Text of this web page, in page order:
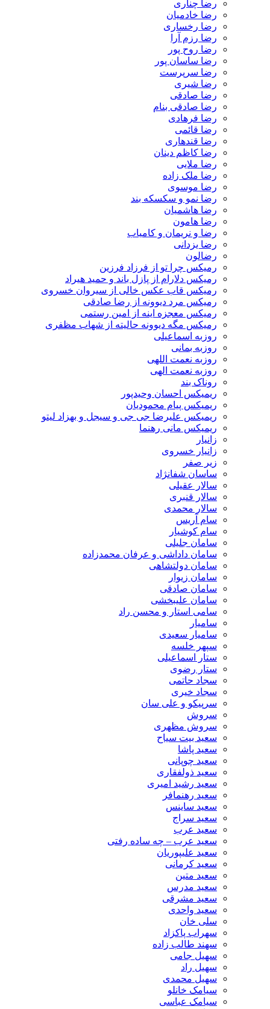
رضا چناری
رضا خادمیان
رضا رخساری
رضا رزم آرا
رضا روح پور
رضا ساسان پور
رضا سرپرست
رضا شیری
رضا صادقی
رضا صادقی بنام
رضا فرهادی
رضا قائمی
رضا قندهاری
رضا کاظم دینان
رضا ملایی
رضا ملک زاده
رضا موسوی
رضا نمو و سکسکه بند
رضا هاشمیان
رضا هامون
رضا و نریمان و کامیاب
رضا یزدانی
رضالون
رمیکس چرا تو از فرزاد فرزین
رمیکس دلارام از پازل باند و حمید هیراد
رمیکس قاب عکس خالی از سیروان خسروی
رمیکس مرد دیوونه از رضا صادقی
رمیکس معجزه اینه از امین رستمی
رمیکس مگه دیوونه حالیته از شهاب مظفری
روزبه اسماعیلی
روزبه بمانی
روزبه نعمت اللهی
روزبه نعمت الهی
روناک بند
ریمیکس احسان وحیدپور
ریمیکس پیام محمودیان
ریمیکس علیرضا جی جی و سیجل و بهزاد لیتو
ریمیکس مانی رهنما
زانیار
زانیار خسروی
زیر صفر
ساسان شفانژاد
سالار عقیلی
سالار قنبری
سالار محمدی
سام آریس
سام کوشیار
سامان جلیلی
سامان داداشی و عرفان محمدزاده
سامان دولتشاهی
سامان زیوار
سامان صادقی
سامان علیبخشی
سامی استار و محسن راد
سامیار
سامیار سعیدی
سپهر خلسه
ستار اسماعیلی
ستار رضوی
سجاد حاتمی
سجاد خیری
سرپیکو و علی سان
سروش
سروش مظهری
سعید بیت سیاح
سعید پاشا
سعید چوپانی
سعید ذولفقاری
سعید رشید امیری
سعید رهنمافر
سعید ساینس
سعید سراج
سعید عرب
سعید عرب – چه ساده رفتی
سعید علیپوریان
سعید کرمانی
سعید متین
سعید مدرس
سعید مشرقی
سعید واحدی
سلی خان
سهراب پاکزاد
سهند طالب زاده
سهیل جامی
سهیل راد
سهیل محمدی
سیامک خانلو
سیامک عباسی